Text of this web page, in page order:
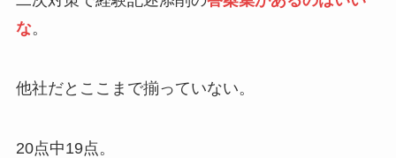
な。
他社だとここまで揃っていない。
20点中19点。